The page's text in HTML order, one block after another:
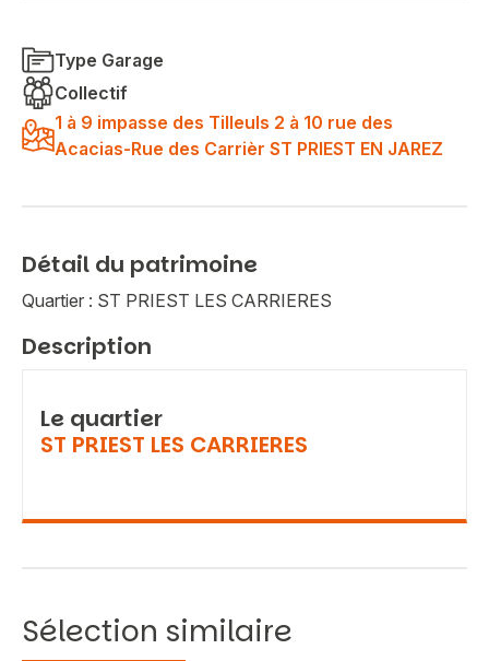
Type Garage
Collectif
1 à 9 impasse des Tilleuls 2 à 10 rue des
Acacias-Rue des Carrièr ST PRIEST EN JAREZ
Détail du patrimoine
Quartier : ST PRIEST LES CARRIERES
Description
Le quartier
ST PRIEST LES CARRIERES
Sélection similaire